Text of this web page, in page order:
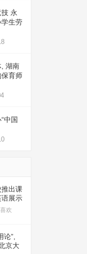
永
生劳
, 湖南
育师
中国
出课
展示
喜欢
论”,
京大